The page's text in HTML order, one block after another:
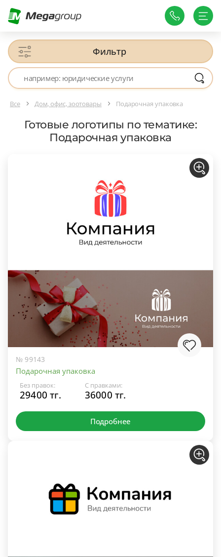
Фильтр
Все Дом, офис, зоотовары Подарочная упаковка
Готовые логотипы по тематике:
Подарочная упаковка
№ 99143
Подарочная упаковка
Без правок:
29400 тг.
С правками:
36000 тг.
Подробнее